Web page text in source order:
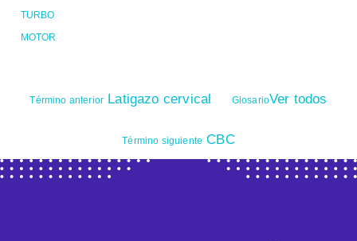
TURBO
MOTOR
Término anterior Latigazo cervical GlosarioVer todos
Término siguiente CBC